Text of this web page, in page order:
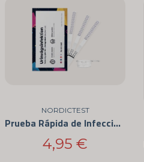
NORDICTEST
Prueba Rápida de Infección del Tracto Urinario
4,95 €